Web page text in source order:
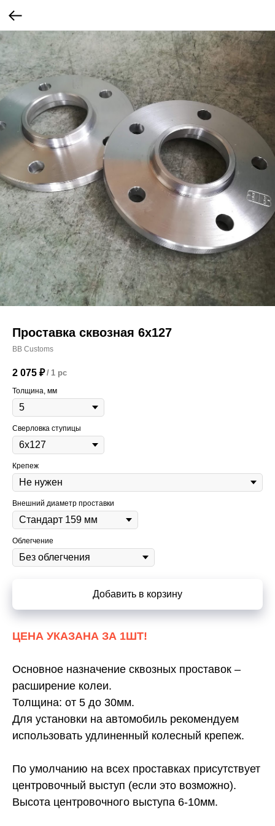
Проставка сквозная 6х127
BB Customs
2 075 ₽ / 1 pc
Толщина, мм
Сверловка ступицы
Крепеж
Внешний диаметр проставки
Облегчение
Добавить в корзину
ЦЕНА УКАЗАНА ЗА 1ШТ!
Основное назначение сквозных проставок –
расширение колеи.
Толщина: от 5 до 30мм.
Для установки на автомобиль рекомендуем
использовать удлиненный колесный крепеж.
По умолчанию на всех проставках присутствует
центровочный выступ (если это возможно).
Высота центровочного выступа 6-10мм.